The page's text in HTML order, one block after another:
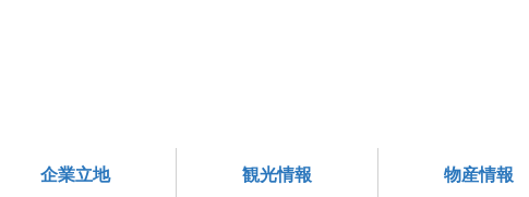
企業立地 観光情報 物産情報